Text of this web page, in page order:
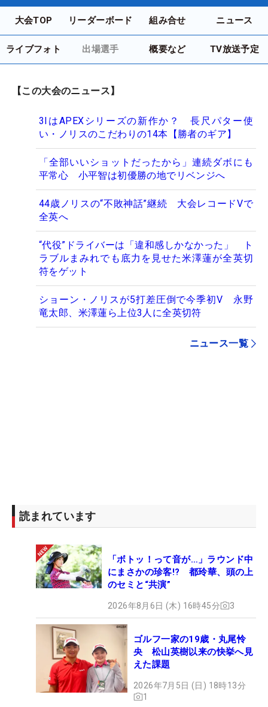
大会TOP リーダーボード 組み合せ ニュース
ライブフォト 出場選手 概要など TV放送予定
【この大会のニュース】
3IはAPEXシリーズの新作か？ 長尺パター使
い・ノリスのこだわりの14本【勝者のギア】
「全部いいショットだったから」連続ダボにも
平常心 小平智は初優勝の地でリベンジへ
44歳ノリスの“不敗神話”継続 大会レコードVで
全英へ
“代役”ドライバーは「違和感しかなかった」 ト
ラブルまみれでも底力を見せた米澤蓮が全英切
符をゲット
ショーン・ノリスが5打差圧倒で今季初V 永野
竜太郎、米澤蓮ら上位3人に全英切符
ニュース一覧
読まれています
「ボトッ！って音が…」ラウンド中
にまさかの珍客!? 都玲華、頭の上
のセミと“共演”
2026年8月6日 (木) 16時45分 3
ゴルフ一家の19歳・丸尾怜
央 松山英樹以来の快挙へ見
えた課題
2026年7月5日 (日) 18時13分
1